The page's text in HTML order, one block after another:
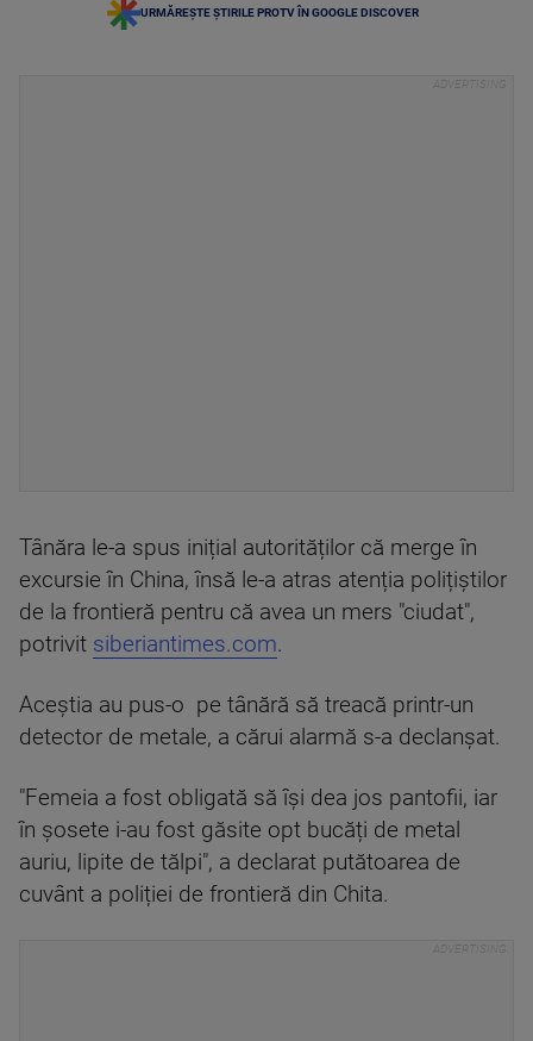
URMĂREȘTE ȘTIRILE PROTV ÎN GOOGLE DISCOVER
Tânăra le-a spus inițial autorităților că merge în
excursie în China, însă le-a atras atenția polițiștilor
de la frontieră pentru că avea un mers "ciudat",
potrivit siberiantimes.com.
Aceștia au pus-o pe tânără să treacă printr-un
detector de metale, a cărui alarmă s-a declanșat.
"Femeia a fost obligată să își dea jos pantofii, iar
în șosete i-au fost găsite opt bucăți de metal
auriu, lipite de tălpi", a declarat putătoarea de
cuvânt a poliției de frontieră din Chita.